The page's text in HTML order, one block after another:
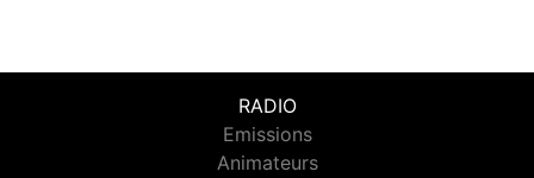
RADIO
Emissions
Animateurs